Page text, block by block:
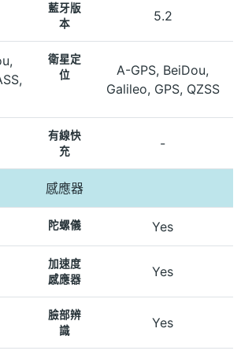
藍牙版
本
5.2
衛星定
位
A-GPS, BeiDou,
Galileo, GPS, QZSS
有線快
充
-
感應器
陀螺儀 Yes
加速度
感應器
Yes
臉部辨
識
Yes